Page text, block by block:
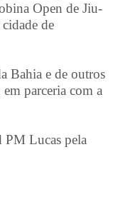
Open de Jiu-
de
Bahia e de outros
parceria com a
PM Lucas pela